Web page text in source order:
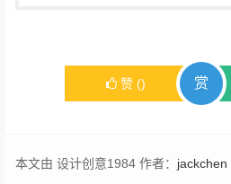
赞 () 赏
本文由 设计创意1984 作者： jackchen